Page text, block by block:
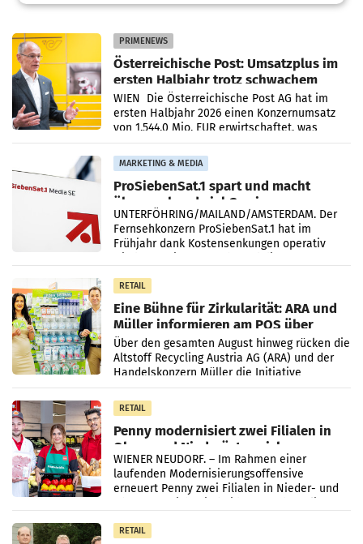
PRIMENEWS
Österreichische Post: Umsatzplus im
ersten Halbjahr trotz schwachem
Briefgeschäft
WIEN Die Österreichische Post AG hat im
ersten Halbjahr 2026 einen Konzernumsatz
von 1.544,0 Mio. EUR erwirtschaftet, was
einem Plus von 3,8 Prozent gegenüber dem
Vergleichszeitraum
MARKETING & MEDIA
ProSiebenSat.1 spart und macht
überraschend viel Gewinn
UNTERFÖHRING/MAILAND/AMSTERDAM. Der
Fernsehkonzern ProSiebenSat.1 hat im
Frühjahr dank Kostensenkungen operativ
RETAIL
Eine Bühne für Zirkularität: ARA und
Müller informieren am POS über
Kreislauffähigkeit
Über den gesamten August hinweg rücken die
Altstoff Recycling Austria AG (ARA) und der
Handelskonzern Müller die Initiative
„Kreislauf-Helden“ in allen österreichischen
Müller-Filialen
RETAIL
Penny modernisiert zwei Filialen in
Ober- und Niederösterreich
WIENER NEUDORF. – Im Rahmen einer
laufenden Modernisierungsoffensive
erneuert Penny zwei Filialen in Nieder- und
RETAIL